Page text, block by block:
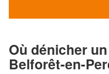
Où dénicher
Belforêt-en-